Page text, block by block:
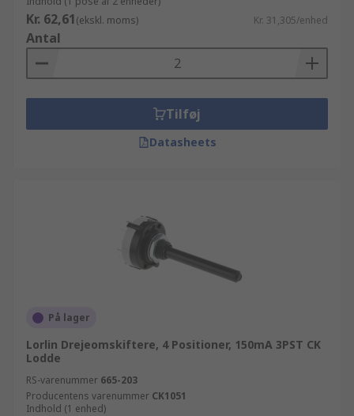
Kr. 62,61(ekskl. moms) Kr. 31,305/enhed
Antal
Tilføj
Datasheets
På lager
Lorlin Drejeomskiftere, 4 Positioner, 150mA 3PST CK
Lodde
RS-varenummer 665-203
Producentens varenummer CK1051
Indhold (1 enhed)